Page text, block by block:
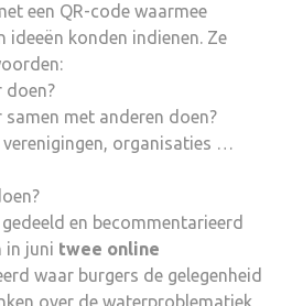
een QR-code waarmee
ideeën konden indienen. Ze
doen?
met anderen doen?
organisaties …
en becommentarieerd
in juni twee online
waar burgers de gelegenheid
over de waterproblematiek